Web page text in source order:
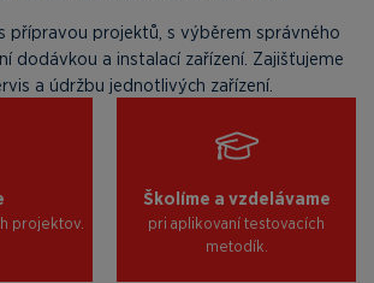
přípravou projektů, s výběrem správného
dodávkou a instalací zařízení. Zajišťujeme
a údržbu jednotlivých zařízení.
projektov.
Školíme a vzdelávame
pri aplikovaní testovacích
metodík.